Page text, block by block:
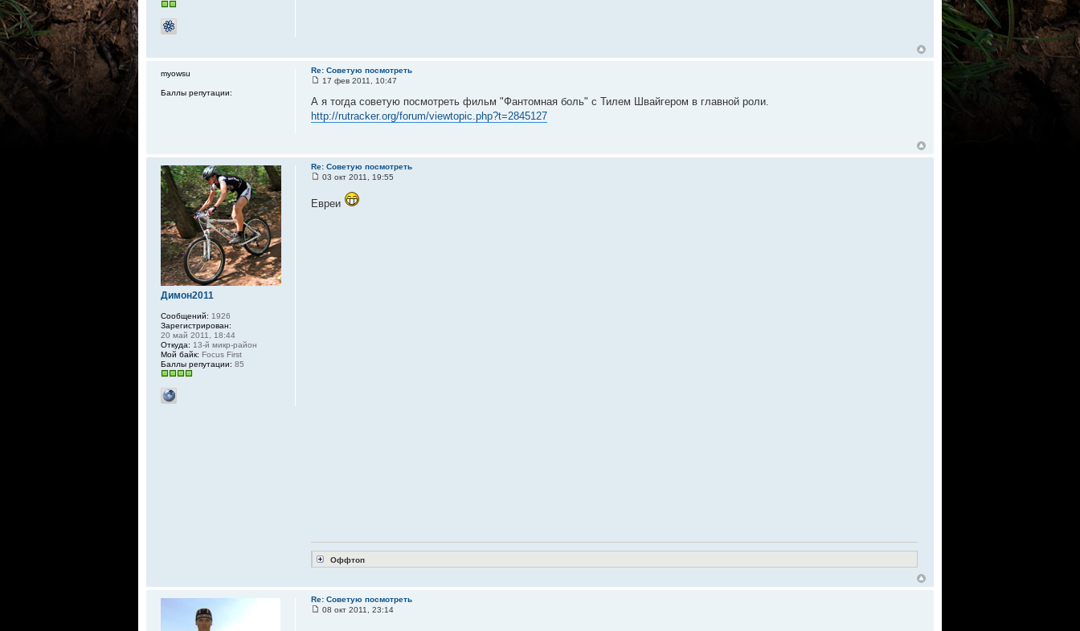
Re: Советую посмотреть
17 фев 2011, 10:47
А я тогда советую посмотреть фильм "Фантомная боль" с Тилем Швайгером в главной роли.
http://rutracker.org/forum/viewtopic.php?t=2845127
myowsu
Баллы репутации:
Re: Советую посмотреть
03 окт 2011, 19:55
Евреи
Оффтоп
Димон2011
Сообщений: 1926
Зарегистрирован:
20 май 2011, 18:44
Откуда: 13-й микр-район
Мой байк: Focus First
Баллы репутации: 85
Re: Советую посмотреть
08 окт 2011, 23:14